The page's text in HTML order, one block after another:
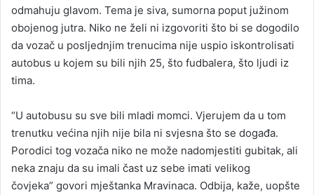
odmahuju glavom. Tema je siva, sumorna poput južinom
obojenog jutra. Niko ne želi ni izgovoriti što bi se dogodilo
da vozač u posljednjim trenucima nije uspio iskontrolisati
autobus u kojem su bili njih 25, što fudbalera, što ljudi iz
tima.
“U autobusu su sve bili mladi momci. Vjerujem da u tom
trenutku većina njih nije bila ni svjesna što se događa.
Porodici tog vozača niko ne može nadomjestiti gubitak, ali
neka znaju da su imali čast uz sebe imati velikog
čovjeka” govori mještanka Mravinaca. Odbija, kaže, uopšte